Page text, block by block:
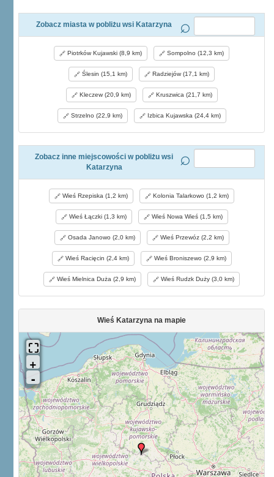
Zobacz miasta w pobliżu wsi Katarzyna
Piotrków Kujawski (8,9 km) Sompolno (12,3 km)
Ślesin (15,1 km) Radziejów (17,1 km)
Kleczew (20,9 km) Kruszwica (21,7 km)
Strzelno (22,9 km) Izbica Kujawska (24,4 km)
Zobacz inne miejscowości w pobliżu wsi
Katarzyna
Wieś Rzepiska (1,2 km) Kolonia Talarkowo (1,2 km)
Wieś Łączki (1,3 km) Wieś Nowa Wieś (1,5 km)
Osada Janowo (2,0 km) Wieś Przewóz (2,2 km)
Wieś Racięcin (2,4 km) Wieś Broniszewo (2,9 km)
Wieś Mielnica Duża (2,9 km) Wieś Rudzk Duży (3,0 km)
Wieś Katarzyna na mapie